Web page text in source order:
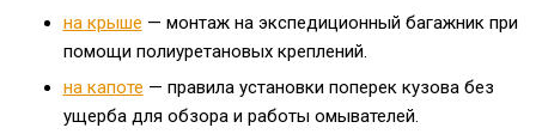
на крыше — монтаж на экспедиционный багажник при
помощи полиуретановых креплений.
на капоте — правила установки поперек кузова без
ущерба для обзора и работы омывателей.